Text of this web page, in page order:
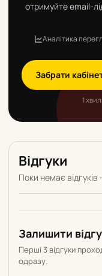
отримуйте email-
Аналітика
Забрати
1
Відгуки
Поки немає
Залишити
Перші 3 відгуки
одразу.